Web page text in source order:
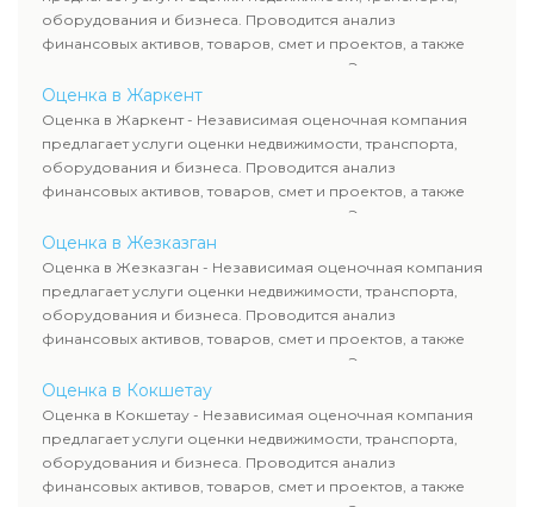
сделок, кредитования и судебных процессов.
оборудования и бизнеса. Проводится анализ
финансовых активов, товаров, смет и проектов, а также
оценка животных и недропользования. Эксперты
определяют рыночную стоимость имущества и
рассчитывают ущерб. Все отчеты соответствуют
требованиям законодательства и используются для
сделок, кредитования и судебных процессов.
Оценка в Жаркент
Оценка в Жаркент - Независимая оценочная компания
предлагает услуги оценки недвижимости, транспорта,
оборудования и бизнеса. Проводится анализ
финансовых активов, товаров, смет и проектов, а также
оценка животных и недропользования. Эксперты
определяют рыночную стоимость имущества и
рассчитывают ущерб. Все отчеты соответствуют
требованиям законодательства и используются для
сделок, кредитования и судебных процессов.
Оценка в Жезказган
Оценка в Жезказган - Независимая оценочная компания
предлагает услуги оценки недвижимости, транспорта,
оборудования и бизнеса. Проводится анализ
финансовых активов, товаров, смет и проектов, а также
оценка животных и недропользования. Эксперты
определяют рыночную стоимость имущества и
рассчитывают ущерб. Все отчеты соответствуют
требованиям законодательства и используются для
сделок, кредитования и судебных процессов.
Оценка в Кокшетау
Оценка в Кокшетау - Независимая оценочная компания
предлагает услуги оценки недвижимости, транспорта,
оборудования и бизнеса. Проводится анализ
финансовых активов, товаров, смет и проектов, а также